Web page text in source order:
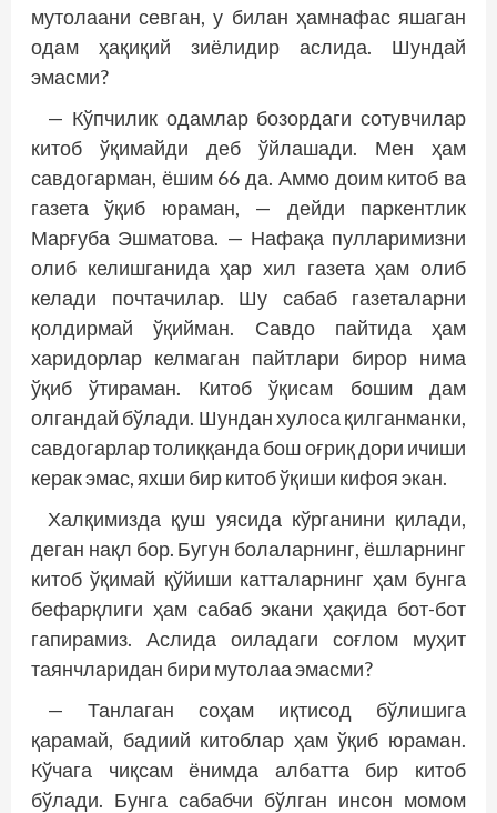
мутолаани севган, у билан ҳамнафас яшаган
одам ҳақиқий зиёлидир аслида. Шундай
эмасми?
— Кўпчилик одамлар бозордаги сотувчилар
китоб ўқимайди деб ўйлашади. Мен ҳам
савдогарман, ёшим 66 да. Аммо доим китоб ва
газета ўқиб юраман, — дейди паркентлик
Марғуба Эшматова. — Нафақа пулларимизни
олиб келишганида ҳар хил газета ҳам олиб
келади почтачилар. Шу сабаб газеталарни
қолдирмай ўқийман. Савдо пайтида ҳам
харидорлар келмаган пайтлари бирор нима
ўқиб ўтираман. Китоб ўқисам бошим дам
олгандай бўлади. Шундан хулоса қилганманки,
савдогарлар толиққанда бош оғриқ дори ичиши
керак эмас, яхши бир китоб ўқиши кифоя экан.
Халқимизда қуш уясида кўрганини қилади,
деган нақл бор. Бугун болаларнинг, ёшларнинг
китоб ўқимай қўйиши катталарнинг ҳам бунга
бефарқлиги ҳам сабаб экани ҳақида бот-бот
гапирамиз. Аслида оиладаги соғлом муҳит
таянчларидан бири мутолаа эмасми?
— Танлаган соҳам иқтисод бўлишига
қарамай, бадиий китоблар ҳам ўқиб юраман.
Кўчага чиқсам ёнимда албатта бир китоб
бўлади. Бунга сабабчи бўлган инсон момом